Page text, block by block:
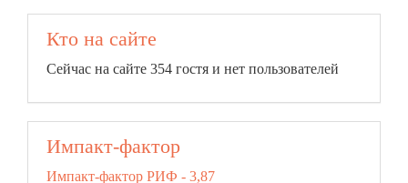
Кто на сайте
Сейчас на сайте 354 гостя и нет пользователей
Импакт-фактор
Импакт-фактор РИФ - 3,87